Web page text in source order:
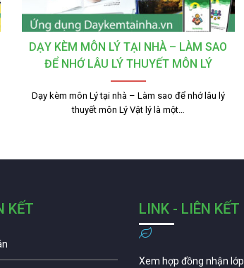
DẠY KÈM MÔN LÝ TẠI NHÀ – LÀM SAO
ĐỂ NHỚ LÂU LÝ THUYẾT MÔN LÝ
Dạy kèm môn Lý tại nhà – Làm sao để nhớ lâu lý
thuyết môn Lý Vật lý là một…
KẾT LINK - LIÊN KẾT
Xem hợp đồng nhận lớp